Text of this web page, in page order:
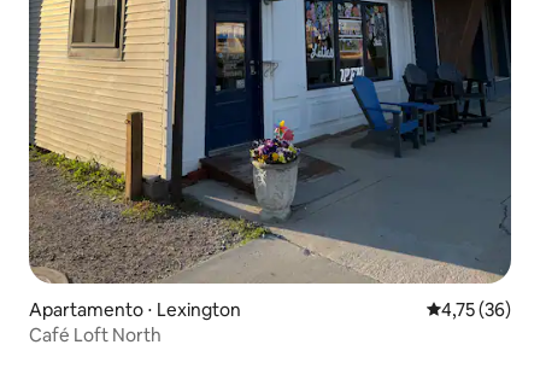
Apartamento ⋅ Lexington 4,75 de uma
4,75 (36)
Café Loft North